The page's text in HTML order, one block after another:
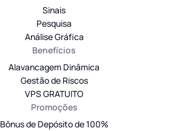
Sinais
Pesquisa
Análise Gráfica
Benefícios
Alavancagem Dinâmica
Gestão de Riscos
VPS GRATUITO
Promoções
Bônus de Depósito de 100%